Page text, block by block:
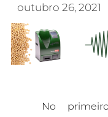
outubro 26, 2021
No